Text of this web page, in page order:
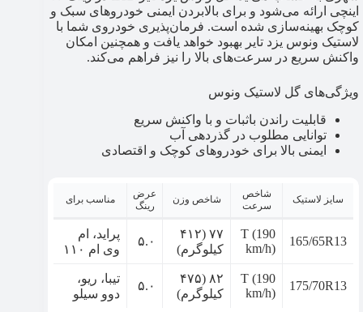
اینچی ارائه می‌شود و برای بالابردن ایمنی خودروهای سبک و
کوچک بهینه‌سازی شده است. فرمان‌پذیری خودروی شما با
لاستیک ونوس یزد تایر بهبود خواهد یافت و همچنین امکان
واکنش سریع در سرعت‌های بالا را نیز فراهم می‌کند.
ویژگی‌های گل لاستیک ونوس
قابلیت راندن باثبات و با واکنش سریع
توانایی مطلوب در گذردهی آب
ایمنی بالا برای خودروهای کوچک و اقتصادی
سایز لاستیک
شاخص
سرعت
شاخص وزن
عرض
رینگ
مناسب برای
165/65R13
T (190
km/h)
۷۷ (۴۱۲
کیلوگرم)
۵.۰
پراید، ام
وی ام ۱۱۰
175/70R13
T (190
km/h)
۸۲ (۴۷۵
کیلوگرم)
۵.۰
تیبا، ریو،
دوو سیلو